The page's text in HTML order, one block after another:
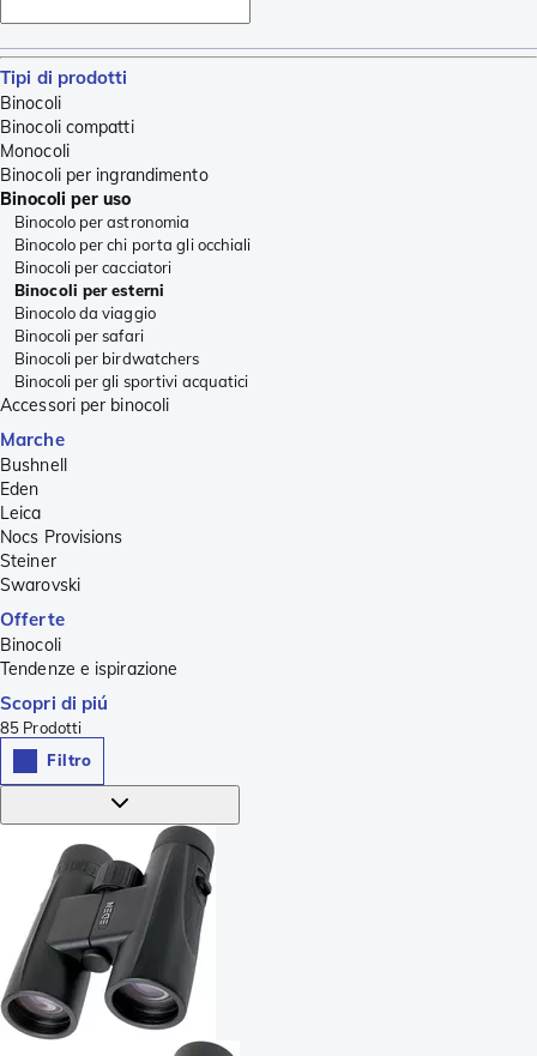
Tipi di prodotti
Binocoli
Binocoli compatti
Monocoli
Binocoli per ingrandimento
Binocoli per uso
Binocolo per astronomia
Binocolo per chi porta gli occhiali
Binocoli per cacciatori
Binocoli per esterni
Binocolo da viaggio
Binocoli per safari
Binocoli per birdwatchers
Binocoli per gli sportivi acquatici
Accessori per binocoli
Marche
Bushnell
Eden
Leica
Nocs Provisions
Steiner
Swarovski
Offerte
Binocoli
Tendenze e ispirazione
Scopri di piú
85 Prodotti
Filtro